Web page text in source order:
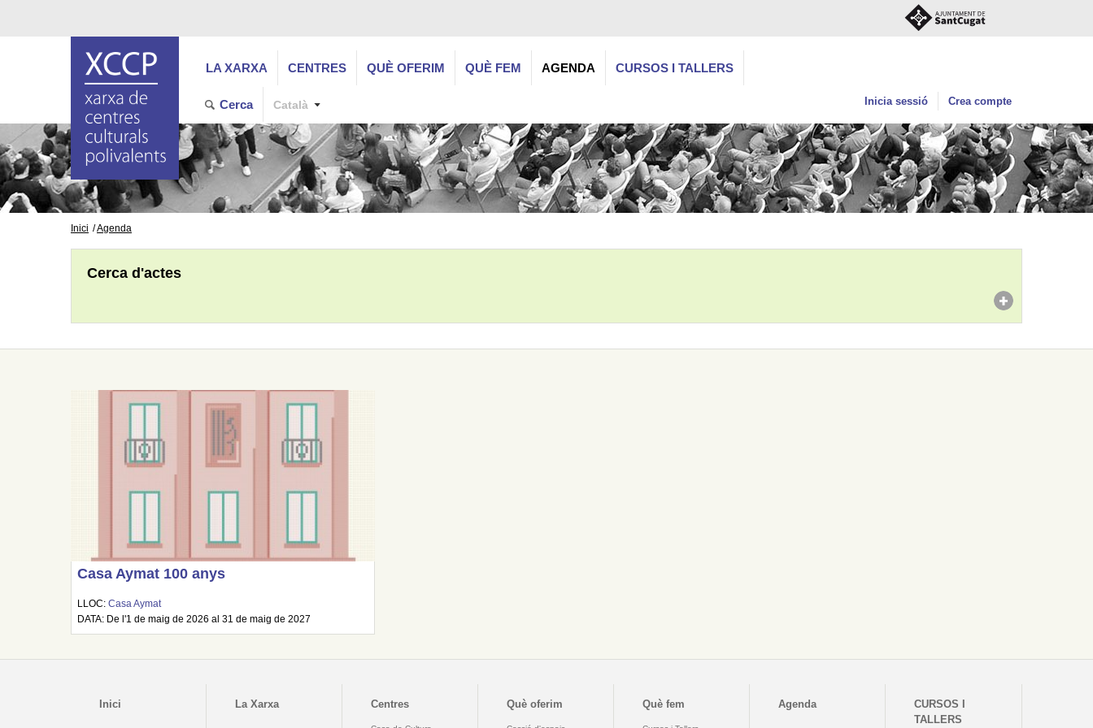
LA XARXA CENTRES QUÈ OFERIM QUÈ FEM AGENDA CURSOS I TALLERS
Cerca Català Inicia sessió Crea compte
Inici Agenda
Cerca d'actes
Casa Aymat 100 anys
LLOC:Casa Aymat
DATA: De l'1 de maig de 2026 al 31 de maig de 2027
Inici La Xarxa Centres Què oferim Què fem Agenda
CURSOS I
TALLERS